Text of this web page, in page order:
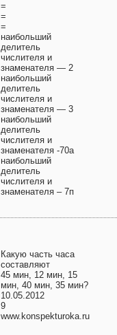
=
=
=
наибольший
делитель
числителя и
знаменателя — 2
наибольший
делитель
числителя и
знаменателя — 3
наибольший
делитель
числителя и
знаменателя -70а
наибольший
делитель
числителя и
знаменателя – 7п
Какую часть часа
составляют
45 мин, 12 мин, 15
мин, 40 мин, 35 мин?
10.05.2012
9
www.konspekturoka.ru